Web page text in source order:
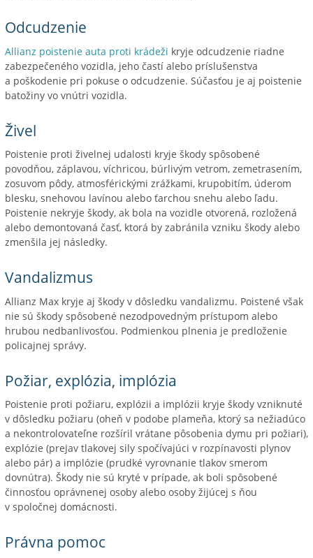
Odcudzenie
Allianz poistenie auta proti krádeži kryje odcudzenie riadne
zabezpečeného vozidla, jeho častí alebo príslušenstva
a poškodenie pri pokuse o odcudzenie. Súčasťou je aj poistenie
batožiny vo vnútri vozidla.
Živel
Poistenie proti živelnej udalosti kryje škody spôsobené
povodňou, záplavou, víchricou, búrlivým vetrom, zemetrasením,
zosuvom pôdy, atmosférickými zrážkami, krupobitím, úderom
blesku, snehovou lavínou alebo ťarchou snehu alebo ľadu.
Poistenie nekryje škody, ak bola na vozidle otvorená, rozložená
alebo demontovaná časť, ktorá by zabránila vzniku škody alebo
zmenšila jej následky.
Vandalizmus
Allianz Max kryje aj škody v dôsledku vandalizmu. Poistené však
nie sú škody spôsobené nezodpovedným prístupom alebo
hrubou nedbanlivosťou. Podmienkou plnenia je predloženie
policajnej správy.
Požiar, explózia, implózia
Poistenie proti požiaru, explózii a implózii kryje škody vzniknuté
v dôsledku požiaru (oheň v podobe plameňa, ktorý sa nežiadúco
a nekontrolovateľne rozšíril vrátane pôsobenia dymu pri požiari),
explózie (prejav tlakovej sily spočívajúci v rozpínavosti plynov
alebo pár) a implózie (prudké vyrovnanie tlakov smerom
dovnútra). Škody nie sú kryté v prípade, ak boli spôsobené
činnosťou oprávnenej osoby alebo osoby žijúcej s ňou
v spoločnej domácnosti.
Právna pomoc